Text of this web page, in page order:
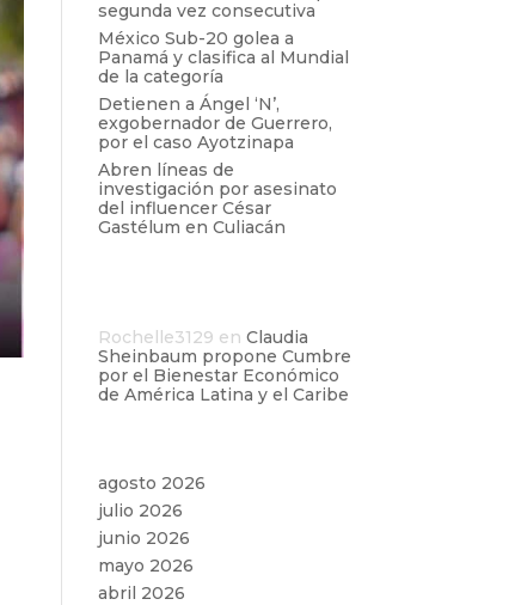
segunda vez consecutiva
México Sub-20 golea a
Panamá y clasifica al Mundial
de la categoría
Detienen a Ángel ‘N’,
exgobernador de Guerrero,
por el caso Ayotzinapa
Abren líneas de
investigación por asesinato
del influencer César
Gastélum en Culiacán
Rochelle3129 en Claudia
Sheinbaum propone Cumbre
por el Bienestar Económico
de América Latina y el Caribe
agosto 2026
julio 2026
junio 2026
mayo 2026
abril 2026